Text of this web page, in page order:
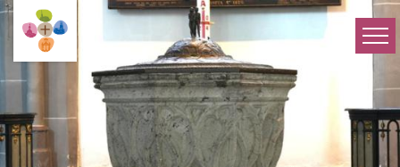
Zum Inhalt springen